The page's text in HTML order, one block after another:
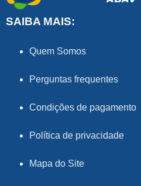
SAIBA MAIS:
Quem Somos
Perguntas frequentes
Condições de pagamento
Política de privacidade
Mapa do Site